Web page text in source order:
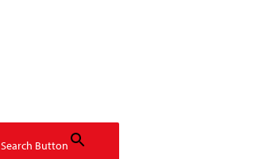
Search Button